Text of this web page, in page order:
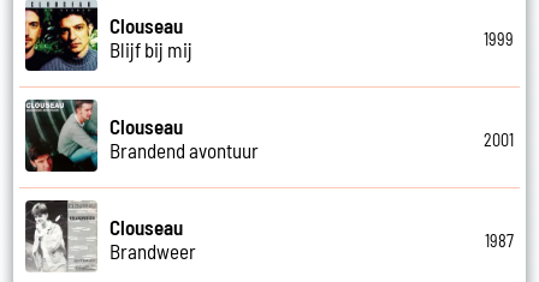
Clouseau
Blijf bij mij
1999
Clouseau
Brandend avontuur
2001
Clouseau
Brandweer
1987